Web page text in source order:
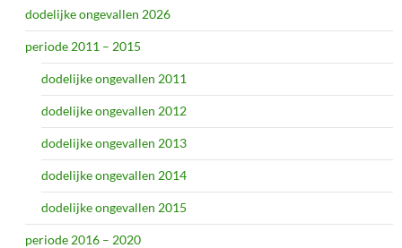
dodelijke ongevallen 2026
periode 2011 – 2015
dodelijke ongevallen 2011
dodelijke ongevallen 2012
dodelijke ongevallen 2013
dodelijke ongevallen 2014
dodelijke ongevallen 2015
periode 2016 – 2020